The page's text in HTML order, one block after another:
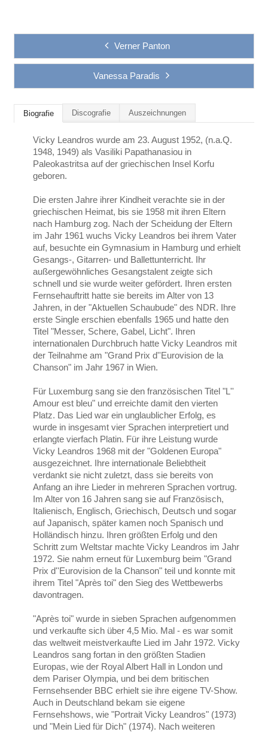
Verner Panton
Vanessa Paradis
Biografie Discografie Auszeichnungen
Vicky Leandros wurde am 23. August 1952, (n.a.Q.
1948, 1949) als Vasiliki Papathanasiou in
Paleokastritsa auf der griechischen Insel Korfu
geboren.
Die ersten Jahre ihrer Kindheit verachte sie in der
griechischen Heimat, bis sie 1958 mit ihren Eltern
nach Hamburg zog. Nach der Scheidung der Eltern
im Jahr 1961 wuchs Vicky Leandros bei ihrem Vater
auf, besuchte ein Gymnasium in Hamburg und erhielt
Gesangs-, Gitarren- und Ballettunterricht. Ihr
außergewöhnliches Gesangstalent zeigte sich
schnell und sie wurde weiter gefördert. Ihren ersten
Fernsehauftritt hatte sie bereits im Alter von 13
Jahren, in der "Aktuellen Schaubude" des NDR. Ihre
erste Single erschien ebenfalls 1965 und hatte den
Titel "Messer, Schere, Gabel, Licht". Ihren
internationalen Durchbruch hatte Vicky Leandros mit
der Teilnahme am "Grand Prix d''Eurovision de la
Chanson" im Jahr 1967 in Wien.
Für Luxemburg sang sie den französischen Titel "L''
Amour est bleu" und erreichte damit den vierten
Platz. Das Lied war ein unglaublicher Erfolg, es
wurde in insgesamt vier Sprachen interpretiert und
erlangte vierfach Platin. Für ihre Leistung wurde
Vicky Leandros 1968 mit der "Goldenen Europa"
ausgezeichnet. Ihre internationale Beliebtheit
verdankt sie nicht zuletzt, dass sie bereits von
Anfang an ihre Lieder in mehreren Sprachen vortrug.
Im Alter von 16 Jahren sang sie auf Französisch,
Italienisch, Englisch, Griechisch, Deutsch und sogar
auf Japanisch, später kamen noch Spanisch und
Holländisch hinzu. Ihren größten Erfolg und den
Schritt zum Weltstar machte Vicky Leandros im Jahr
1972. Sie nahm erneut für Luxemburg beim "Grand
Prix d''Eurovision de la Chanson" teil und konnte mit
ihrem Titel "Après toi" den Sieg des Wettbewerbs
davontragen.
"Après toi" wurde in sieben Sprachen aufgenommen
und verkaufte sich über 4,5 Mio. Mal - es war somit
das weltweit meistverkaufte Lied im Jahr 1972. Vicky
Leandros sang fortan in den größten Stadien
Europas, wie der Royal Albert Hall in London und
dem Pariser Olympia, und bei dem britischen
Fernsehsender BBC erhielt sie ihre eigene TV-Show.
Auch in Deutschland bekam sie eigene
Fernsehshows, wie "Portrait Vicky Leandros" (1973)
und "Mein Lied für Dich" (1974). Nach weiteren